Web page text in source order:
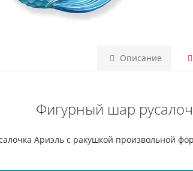
Описание
Фигурный шар
Ариэль с ракушкой произвольной